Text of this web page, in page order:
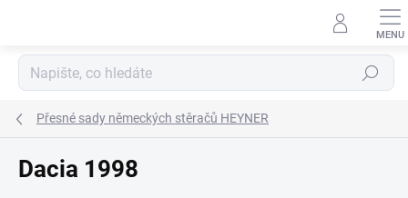
Hledat
Přesné sady německých stěračů HEYNER
Dacia 1998